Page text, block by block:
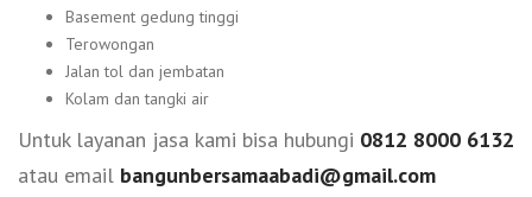
Basement gedung tinggi
Terowongan
Jalan tol dan jembatan
Kolam dan tangki air
Untuk layanan jasa kami bisa hubungi 0812 8000 6132
atau email bangunbersamaabadi@gmail.com